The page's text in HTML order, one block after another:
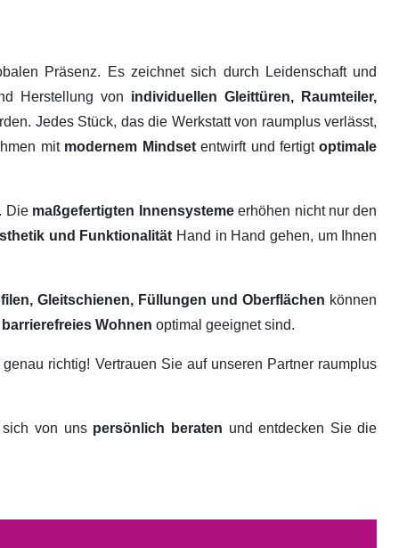
Präsenz. Es zeichnet sich durch Leidenschaft und
Herstellung von individuellen Gleittüren, Raumteiler,
Jedes Stück, das die Werkstatt von raumplus verlässt,
mit modernem Mindsetentwirft und fertigtoptimale
Die maßgefertigten Innensystemeerhöhen nicht nur den
und Funktionalität Hand in Hand gehen, um Ihnen
Gleitschienen, Füllungen und Oberflächen können
barrierefreies Wohnen optimal geeignet sind.
richtig! Vertrauen Sie auf unseren Partner raumplus
von uns persönlich beraten und entdecken Sie die